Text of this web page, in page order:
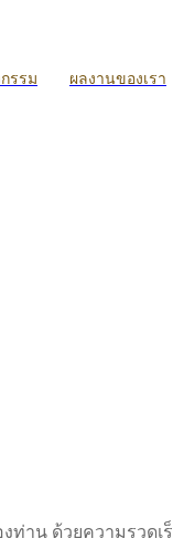
รรม ผลงานของเรา
าน ด้วยความรวดเ